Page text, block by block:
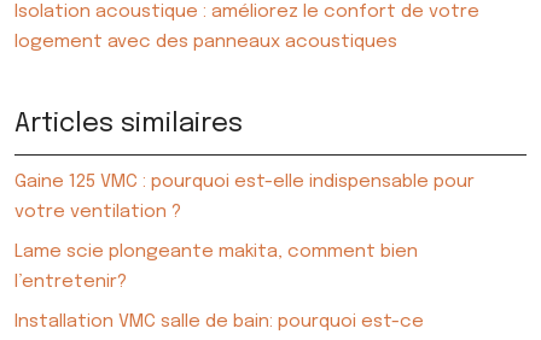
Isolation acoustique : améliorez le confort de votre
logement avec des panneaux acoustiques
Articles similaires
Gaine 125 VMC : pourquoi est-elle indispensable pour
votre ventilation ?
Lame scie plongeante makita, comment bien
l’entretenir?
Installation VMC salle de bain: pourquoi est-ce